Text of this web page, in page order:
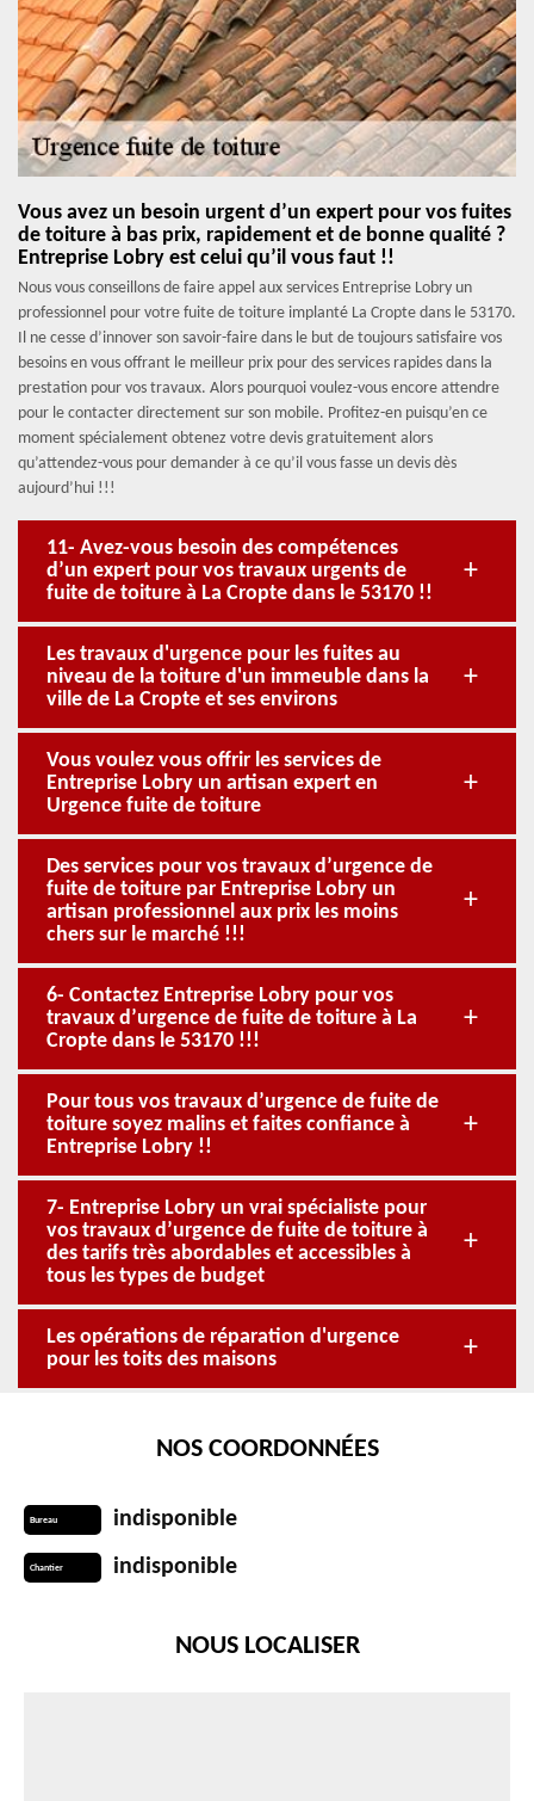
Vous avez un besoin urgent d’un expert pour vos fuites
de toiture à bas prix, rapidement et de bonne qualité ?
Entreprise Lobry est celui qu’il vous faut !!
Nous vous conseillons de faire appel aux services Entreprise Lobry un
professionnel pour votre fuite de toiture implanté La Cropte dans le 53170.
Il ne cesse d’innover son savoir-faire dans le but de toujours satisfaire vos
besoins en vous offrant le meilleur prix pour des services rapides dans la
prestation pour vos travaux. Alors pourquoi voulez-vous encore attendre
pour le contacter directement sur son mobile. Profitez-en puisqu’en ce
moment spécialement obtenez votre devis gratuitement alors
qu’attendez-vous pour demander à ce qu’il vous fasse un devis dès
aujourd’hui !!!
11- Avez-vous besoin des compétences
d’un expert pour vos travaux urgents de
fuite de toiture à La Cropte dans le 53170 !!
Les travaux d'urgence pour les fuites au
niveau de la toiture d'un immeuble dans la
ville de La Cropte et ses environs
Vous voulez vous offrir les services de
Entreprise Lobry un artisan expert en
Urgence fuite de toiture
Des services pour vos travaux d’urgence de
fuite de toiture par Entreprise Lobry un
artisan professionnel aux prix les moins
chers sur le marché !!!
6- Contactez Entreprise Lobry pour vos
travaux d’urgence de fuite de toiture à La
Cropte dans le 53170 !!!
Pour tous vos travaux d’urgence de fuite de
toiture soyez malins et faites confiance à
Entreprise Lobry !!
7- Entreprise Lobry un vrai spécialiste pour
vos travaux d’urgence de fuite de toiture à
des tarifs très abordables et accessibles à
tous les types de budget
Les opérations de réparation d'urgence
pour les toits des maisons
NOS COORDONNÉES
Bureau indisponible
Chantier indisponible
NOUS LOCALISER